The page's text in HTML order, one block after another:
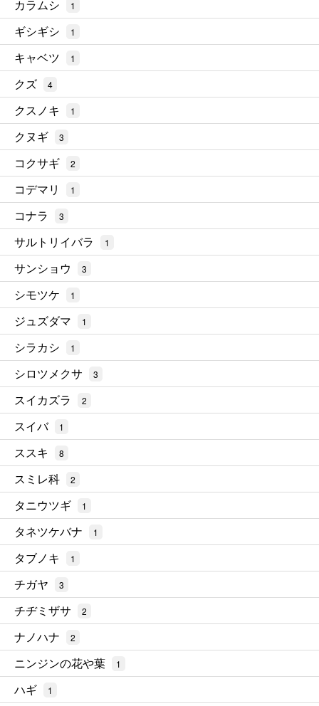
カラムシ 1
ギシギシ 1
キャベツ 1
クズ 4
クスノキ 1
クヌギ 3
コクサギ 2
コデマリ 1
コナラ 3
サルトリイバラ 1
サンショウ 3
シモツケ 1
ジュズダマ 1
シラカシ 1
シロツメクサ 3
スイカズラ 2
スイバ 1
ススキ 8
スミレ科 2
タニウツギ 1
タネツケバナ 1
タブノキ 1
チガヤ 3
チヂミザサ 2
ナノハナ 2
ニンジンの花や葉 1
ハギ 1